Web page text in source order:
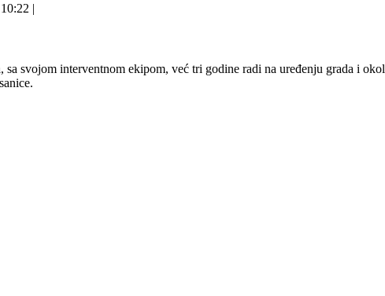
|
svojom interventnom ekipom, već tri godine radi na uređenju grada i